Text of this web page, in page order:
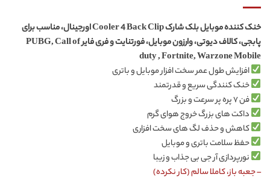
خنک کننده موبایل بلک شارک Cooler 4 Back Clip اورجینال، مناسب برای
پابجی، کالاف دیوتی، وارزون موبایل، فورتنایت و فری فایر PUBG, Call of
duty , Fortnite, Warzone Mobile
افزایش طول عمر سخت افزار موبایل و باتری
خنک کنندگی سریع و قدرتمند
فن ۷ پره پر سرعت و بزرگ
داکت های بزرگ خروج هوای گرم
کاهش و حذف لگ های سخت افزاری
حفظ سلامت باتری و موبایل
نورپردازی آر جی بی جذاب و زیبا
– جعبه باز، کاملا سالم (کار نکرده)